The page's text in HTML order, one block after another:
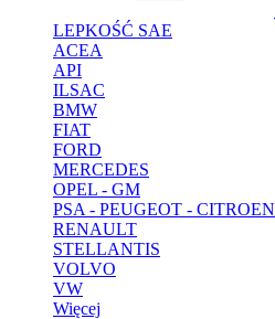
LEPKOŚĆ SAE
ACEA
API
ILSAC
BMW
FIAT
FORD
MERCEDES
OPEL - GM
PSA - PEUGEOT - CITROEN
RENAULT
STELLANTIS
VOLVO
VW
Więcej